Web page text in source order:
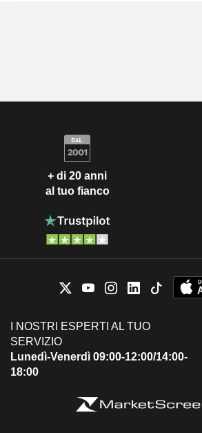
+ di 20 anni
al tuo fianco
I NOSTRI ESPERTI AL TUO
SERVIZIO
Lunedì-Venerdì 09:00-12:00/14:00-
18:00